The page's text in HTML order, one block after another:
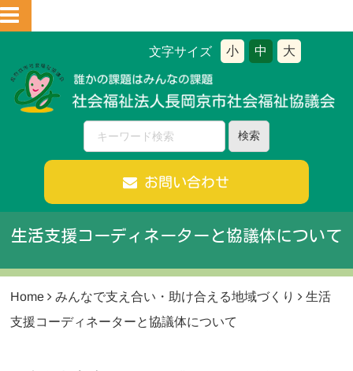
文字サイズ 小 中 大
お問い合わせ
生活支援コーディネーターと協議体について
Home みんなで支え合い・助け合える地域づくり 生活
支援コーディネーターと協議体について